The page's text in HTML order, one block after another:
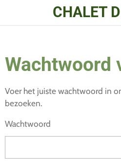
hoofdinhoud
CHALET
Wachtwoord
Voer het juiste wachtwoord in
bezoeken.
Wachtwoord